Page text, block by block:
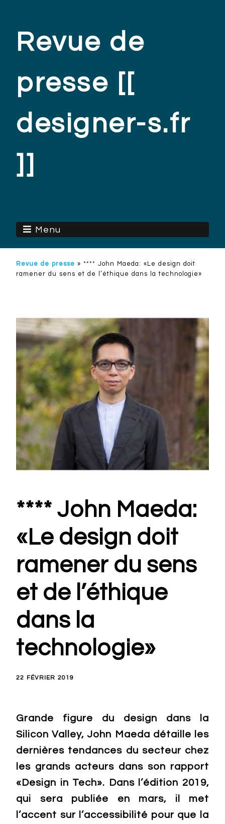
Revue de
presse [[
designer-s.fr
]]
Menu
Revue de presse » **** John Maeda: «Le design doit
ramener du sens et de l’éthique dans la technologie»
**** John Maeda:
«Le design doit
ramener du sens
et de l’éthique
dans la
technologie»
22 FÉVRIER 2019
Grande figure du design dans la
Silicon Valley, John Maeda détaille les
dernières tendances du secteur chez
les grands acteurs dans son rapport
«Design in Tech». Dans l’édition 2019,
qui sera publiée en mars, il met
l’accent sur l’accessibilité pour que la